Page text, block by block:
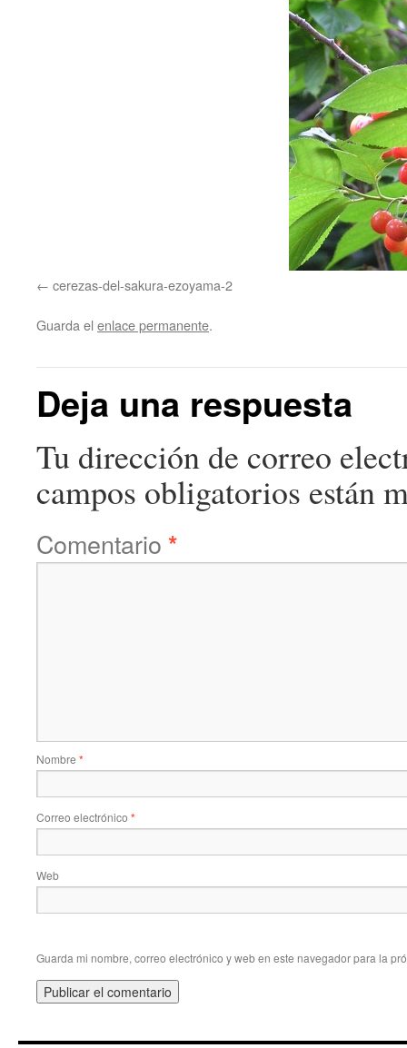
cerezas-del-sakura-ezoyama-2
Guarda el enlace permanente.
Deja una respuesta
Tu dirección de correo
campos obligatorios están
Comentario *
Nombre *
Correo electrónico *
Web
Guarda mi nombre, correo electrónico y web en este navegador para la